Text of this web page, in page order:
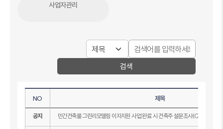
사업자관리
검색
NO 제목
공지 민간건축물 그린리모델링 이자지원 사업 완료 시 건축주 설문조사(QR) 협조 요